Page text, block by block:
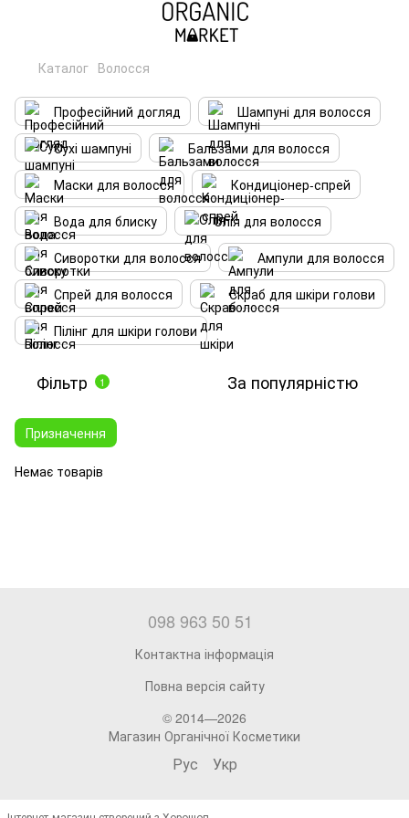
Каталог Волосся
Професійний догляд
Шампуні для волосся
Сухі шампуні
Бальзами для волосся
Маски для волосся
Кондиціонер-спрей
Вода для блиску
Олія для волосся
Сиворотки для волосся
Ампули для волосся
Спрей для волосся
Скраб для шкіри голови
Пілінг для шкіри голови
Фільтр 1 За популярністю
Призначення
Немає товарів
098 963 50 51
Контактна інформація
Повна версія сайту
© 2014—2026
Магазин Органічної Косметики
Рус Укр